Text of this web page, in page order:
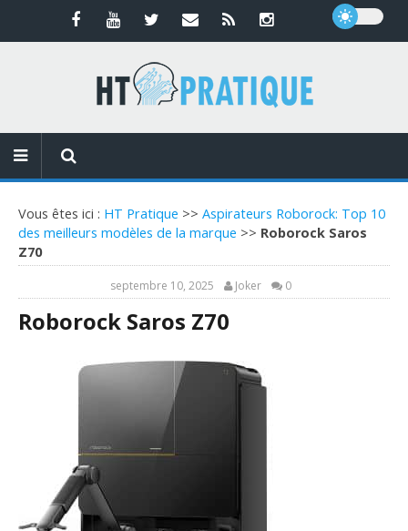
Vous êtes ici : HT Pratique >> Aspirateurs Roborock: Top 10
des meilleurs modèles de la marque >> Roborock Saros
Z70
septembre 10, 2025 Joker 0
Roborock Saros Z70